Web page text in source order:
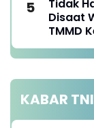
Tidak
Disaat
TMMD
Warga
KABAR